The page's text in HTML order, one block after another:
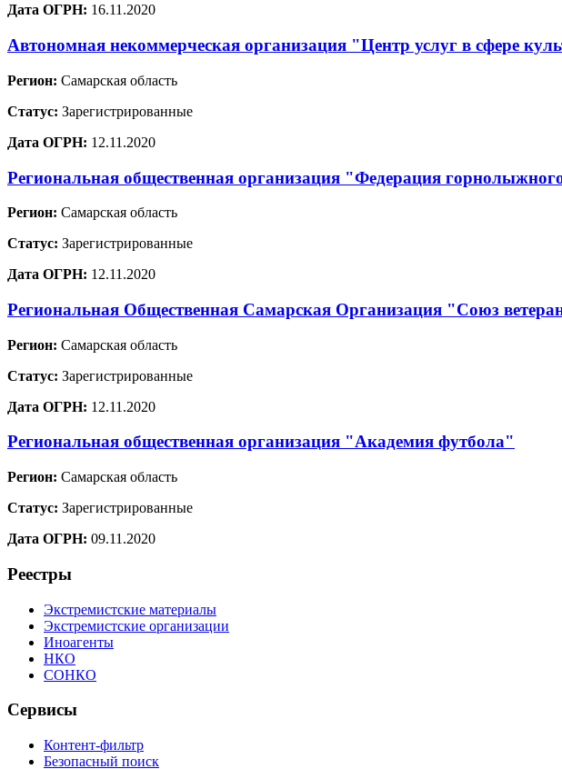
Дата ОГРН: 16.11.2020
Автономная некоммерческая организация "Центр услуг в сфере
Регион: Самарская область
Статус: Зарегистрированные
Дата ОГРН: 12.11.2020
Региональная общественная организация "Федерация
Регион: Самарская область
Статус: Зарегистрированные
Дата ОГРН: 12.11.2020
Региональная Общественная Самарская Организация "Союз
Регион: Самарская область
Статус: Зарегистрированные
Дата ОГРН: 12.11.2020
Региональная общественная организация "Академия футбола"
Регион: Самарская область
Статус: Зарегистрированные
Дата ОГРН: 09.11.2020
Реестры
Экстремистские материалы
Экстремистские организации
Иноагенты
НКО
СОНКО
Сервисы
Контент-фильтр
Безопасный поиск